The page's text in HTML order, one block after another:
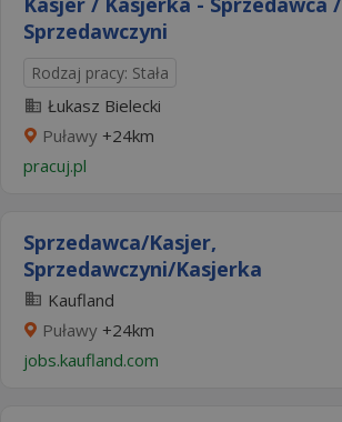
Sprzedawczyni
Rodzaj pracy: Stała
Łukasz Bielecki
Puławy +24km
pracuj.pl
Sprzedawca/Kasjer,
Sprzedawczyni/Kasjerka
Kaufland
Puławy +24km
jobs.kaufland.com